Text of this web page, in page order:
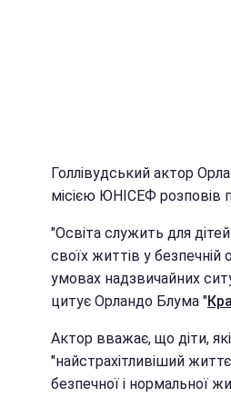
Голлівудський актор
місією ЮНІСЕФ розповів
"Освіта служить для
своїх життів у
умовах надзвичайних
цитує Орландо Блума "
Актор вважає, що діти,
"найстрахітливіший
безпечної і нормальної